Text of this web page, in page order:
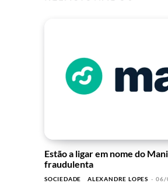
Estão a ligar em nome do
fraudulenta
SOCIEDADE ALEXANDRE LOPES - 06/